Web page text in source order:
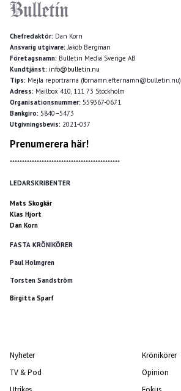
Chefredaktör: Dan Korn
Ansvarig utgivare:Jakob Bergman
Företagsnamn: Bulletin Media Sverige AB
Kundtjänst: info@bulletin.nu
Tips: Mejla reportrarna (förnamn.efternamn@bulletin.nu)
Adress: Mailbox 410, 111 73 Stockholm
Organisationsnummer: 559367-0671
Bankgiro: 5840–5473
Utgivningsbevis: 2021-037
Prenumerera här!
*********************************************
LEDARSKRIBENTER
Mats Skogkär
Klas Hjort
Dan Korn
FASTA KRÖNIKÖRER
Paul Holmgren
Torsten Sandström
Birgitta Sparf
Nyheter
TV & Pod
Krönikörer
Opinion